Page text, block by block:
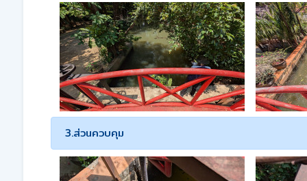
3.ส่วนควบคุม